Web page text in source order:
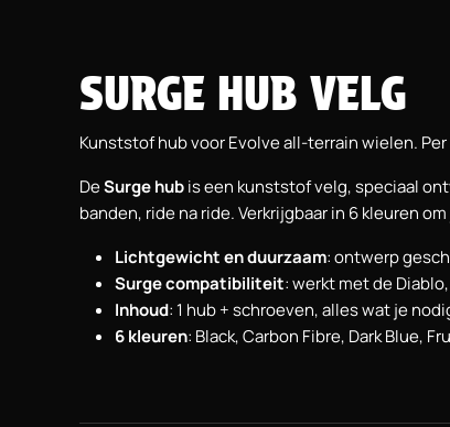
SURGE HUB VELG
Kunststof hub voor Evolve all-terrain wielen.
DeSurge hubis een kunststof velg, speciaal
banden, ride na ride. Verkrijgbaar in 6 kleuren
Lichtgewicht en duurzaam: ontwerp
Surge compatibiliteit: werkt met de
Inhoud: 1 hub + schroeven, alles wat je
6 kleuren: Black, Carbon Fibre, Dark Blue,